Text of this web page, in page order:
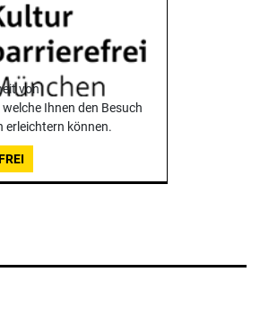
von
Ihnen den Besuch
erleichtern können.